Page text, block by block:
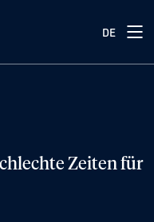
DE
Zeiten für